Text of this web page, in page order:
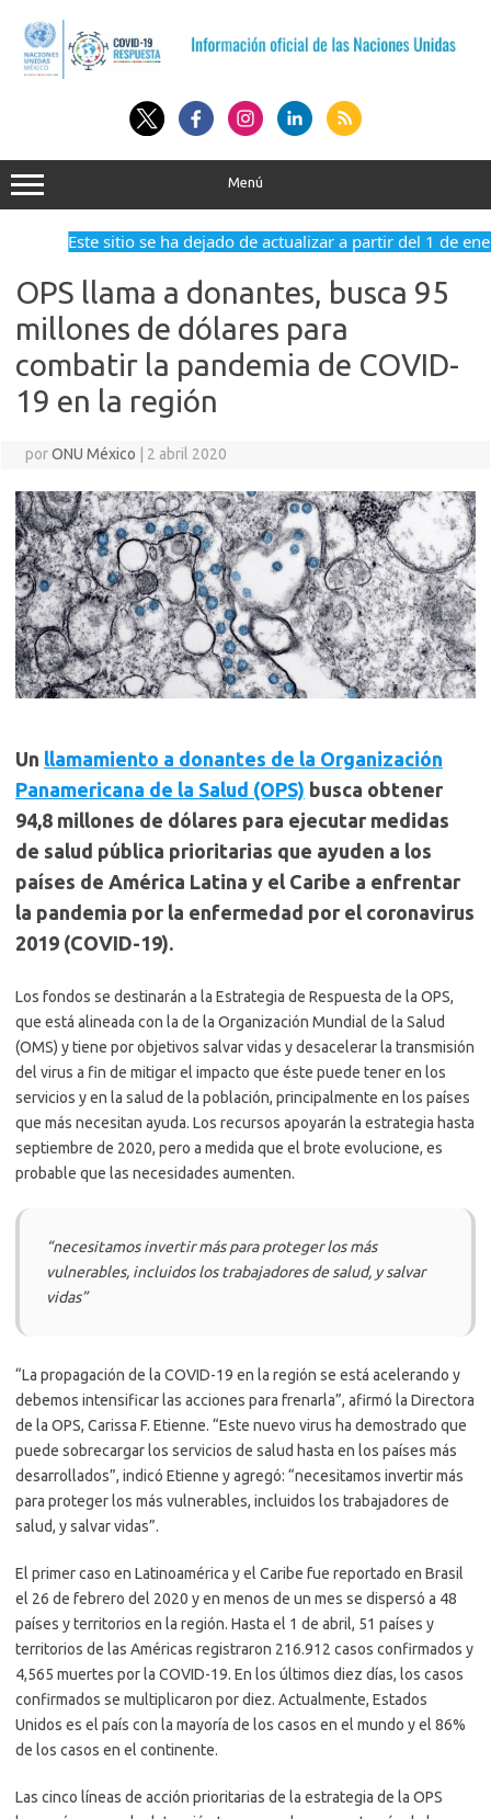
contenido
Menú
Este sitio se ha dejado de actualizar a partir del 1 de
OPS llama a donantes, busca 95
millones de dólares para
combatir la pandemia de COVID-
19 en la región
porONU México 2 abril 2020
Un llamamiento a donantes de la Organización
Panamericana de la Salud (OPS) busca obtener
94,8 millones de dólares para ejecutar medidas
de salud pública prioritarias que ayuden a los
países de América Latina y el Caribe a enfrentar
la pandemia por la enfermedad por el coronavirus
2019 (COVID-19).
Los fondos se destinarán a la Estrategia de Respuesta de la OPS,
que está alineada con la de la Organización Mundial de la Salud
(OMS) y tiene por objetivos salvar vidas y desacelerar la transmisión
del virus a fin de mitigar el impacto que éste puede tener en los
servicios y en la salud de la población, principalmente en los países
que más necesitan ayuda. Los recursos apoyarán la estrategia hasta
septiembre de 2020, pero a medida que el brote evolucione, es
probable que las necesidades aumenten.
“necesitamos invertir más para proteger los más
vulnerables, incluidos los trabajadores de salud, y salvar
vidas”
“La propagación de la COVID-19 en la región se está acelerando y
debemos intensificar las acciones para frenarla”, afirmó la Directora
de la OPS, Carissa F. Etienne. “Este nuevo virus ha demostrado que
puede sobrecargar los servicios de salud hasta en los países más
desarrollados”, indicó Etienne y agregó: “necesitamos invertir más
para proteger los más vulnerables, incluidos los trabajadores de
salud, y salvar vidas”.
El primer caso en Latinoamérica y el Caribe fue reportado en Brasil
el 26 de febrero del 2020 y en menos de un mes se dispersó a 48
países y territorios en la región. Hasta el 1 de abril, 51 países y
territorios de las Américas registraron 216.912 casos confirmados y
4,565 muertes por la COVID-19. En los últimos diez días, los casos
confirmados se multiplicaron por diez. Actualmente, Estados
Unidos es el país con la mayoría de los casos en el mundo y el 86%
de los casos en el continente.
Las cinco líneas de acción prioritarias de la estrategia de la OPS